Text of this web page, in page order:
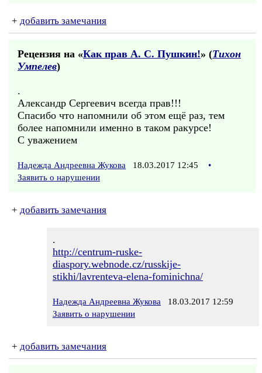
+ добавить замечания
Рецензия на «Как прав А. С. Пушкин!» (Тихон
Умпелев)
.
Александр Сергеевич всегда прав!!!
Спасибо что напомнили об этом ещё раз, тем
более напомнили именно в таком ракурсе!
С уважением
Надежда Андреевна Жукова 18.03.2017 12:45
•
Заявить о нарушении
+ добавить замечания
.
http://centrum-ruske-
diaspory.webnode.cz/russkije-
stikhi/lavrenteva-elena-fominichna/
Надежда Андреевна Жукова 18.03.2017 12:59
Заявить о нарушении
+ добавить замечания